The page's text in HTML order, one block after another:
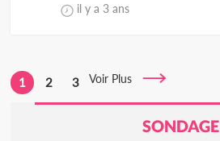
il y a 3 ans
1 2 3 Voir Plus
SONDAGE